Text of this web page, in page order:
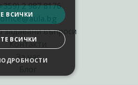
2 987 8176
office@aula.bg
задавани въпроси
Контакти
За нас
ВСИЧКИ
ВСИЧКИ